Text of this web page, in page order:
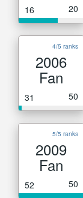
16 20
4/5 ranks
2006
Fan
31 50
5/5 ranks
2009
Fan
52 50